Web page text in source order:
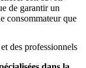
de garantir un
consommateur que
des professionnels